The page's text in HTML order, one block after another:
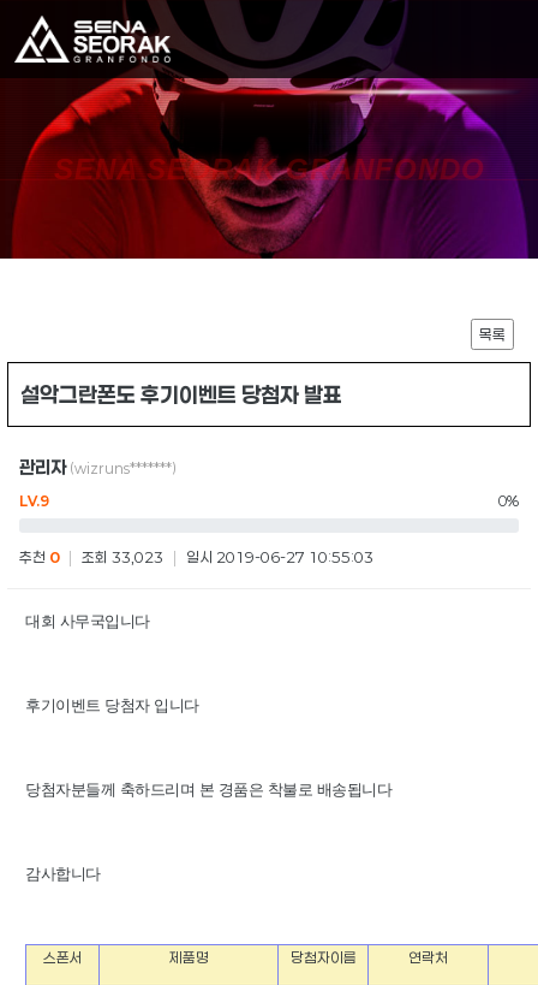
SENA SEORAK GRANFONDO
목록
설악그란폰도 후기이벤트 당첨자 발표
관리자 (wizruns*******)
LV.9 0%
추천 0 조회 33,023 일시 2019-06-27 10:55:03
대회 사무국입니다
후기이벤트 당첨자 입니다
당첨자분들께 축하드리며 본 경품은 착불로 배송됩니다
감사합니다
스폰서 제품명 당첨자이름 연락처